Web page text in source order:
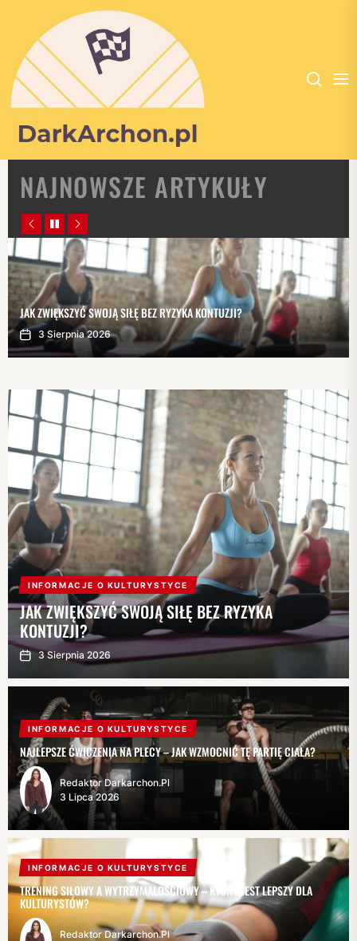
DARK
ARCHON
PORTAL
POŚWIĘCONY
DLA
WSZYSTKICH
W
KULTURYSTYCE
NAJNOWSZE ARTYKUŁY
JAK ZWIĘKSZYĆ SWOJĄ SIŁĘ BEZ RYZYKA KONTUZJI?
3 Sierpnia 2026
INFORMACJE O KULTURYSTYCE
JAK ZWIĘKSZYĆ SWOJĄ SIŁĘ BEZ RYZYKA
KONTUZJI?
3 Sierpnia 2026
INFORMACJE O KULTURYSTYCE
NAJLEPSZE ĆWICZENIA NA PLECY – JAK WZMOCNIĆ TĘ PARTIĘ CIAŁA?
Redaktor Darkarchon.pl
3 Lipca 2026
INFORMACJE O KULTURYSTYCE
TRENING SIŁOWY A WYTRZYMAŁOŚCIOWY – KTÓRY JEST LEPSZY DLA
KULTURYSTÓW?
Redaktor Darkarchon.pl